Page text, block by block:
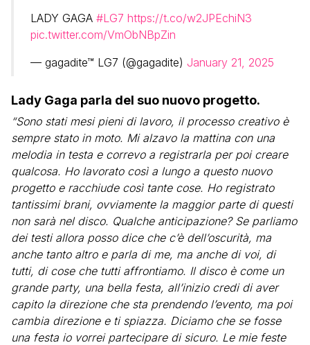
LADY GAGA #LG7 https://t.co/w2JPEchiN3
pic.twitter.com/VmObNBpZin
— gagadite™ LG7 (@gagadite) January 21, 2025
Lady Gaga parla del suo nuovo progetto.
“Sono stati mesi pieni di lavoro, il processo creativo è
sempre stato in moto. Mi alzavo la mattina con una
melodia in testa e correvo a registrarla per poi creare
qualcosa. Ho lavorato così a lungo a questo nuovo
progetto e racchiude così tante cose. Ho registrato
tantissimi brani, ovviamente la maggior parte di questi
non sarà nel disco. Qualche anticipazione? Se parliamo
dei testi allora posso dice che c’è dell’oscurità, ma
anche tanto altro e parla di me, ma anche di voi, di
tutti, di cose che tutti affrontiamo. Il disco è come un
grande party, una bella festa, all’inizio credi di aver
capito la direzione che sta prendendo l’evento, ma poi
cambia direzione e ti spiazza. Diciamo che se fosse
una festa io vorrei partecipare di sicuro. Le mie feste